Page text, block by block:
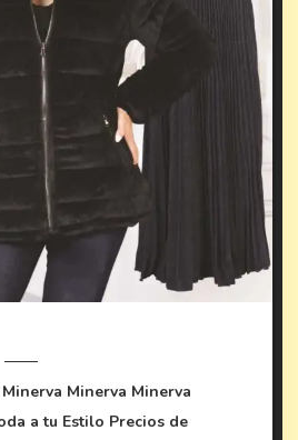
Minerva Minerva
a tu Estilo Precios de